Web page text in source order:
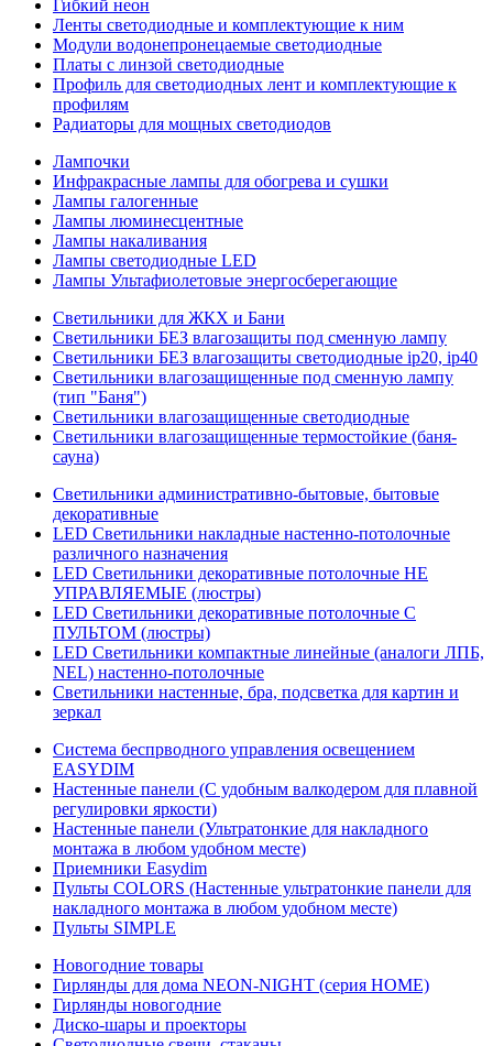
Гибкий неон
Ленты светодиодные и комплектующие к ним
Модули водонепронецаемые светодиодные
Платы с линзой светодиодные
Профиль для светодиодных лент и комплектующие к
профилям
Радиаторы для мощных светодиодов
Лампочки
Инфракрасные лампы для обогрева и сушки
Лампы галогенные
Лампы люминесцентные
Лампы накаливания
Лампы светодиодные LED
Лампы Ультафиолетовые энергосберегающие
Светильники для ЖКХ и Бани
Светильники БЕЗ влагозащиты под сменную лампу
Светильники БЕЗ влагозащиты светодиодные ip20, ip40
Светильники влагозащищенные под сменную лампу
(тип "Баня")
Светильники влагозащищенные светодиодные
Светильники влагозащищенные термостойкие (баня-
сауна)
Светильники административно-бытовые, бытовые
декоративные
LED Cветильники накладные настенно-потолочные
различного назначения
LED Светильники декоративные потолочные НЕ
УПРАВЛЯЕМЫЕ (люстры)
LED Светильники декоративные потолочные С
ПУЛЬТОМ (люстры)
LED Светильники компактные линейные (аналоги ЛПБ,
NEL) настенно-потолочные
Светильники настенные, бра, подсветка для картин и
зеркал
Система беспрводного управления освещением
EASYDIM
Настенные панели (С удобным валкодером для плавной
регулировки яркости)
Настенные панели (Ультратонкие для накладного
монтажа в любом удобном месте)
Приемники Easydim
Пульты COLORS (Настенные ультратонкие панели для
накладного монтажа в любом удобном месте)
Пульты SIMPLE
Новогодние товары
Гирлянды для дома NEON-NIGHT (серия HOME)
Гирлянды новогодние
Диско-шары и проекторы